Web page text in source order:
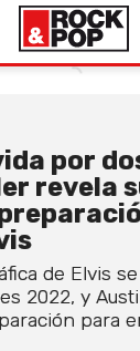
por
revela
de Elvis
2022, y
para